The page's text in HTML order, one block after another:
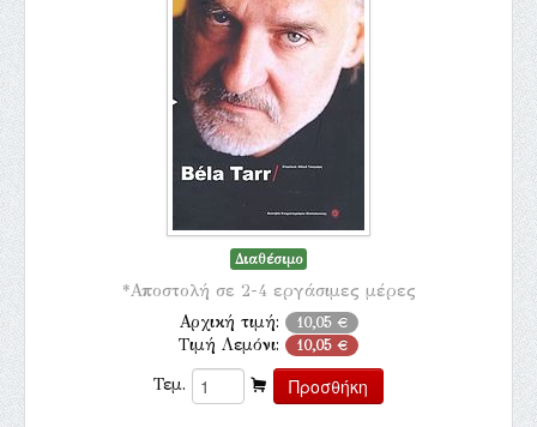
Διαθέσιμο
*Αποστολή σε 2-4 εργάσιμες μέρες
Αρχική τιμή: 10,05 €
Τιμή Λεμόνι: 10,05 €
Τεμ.